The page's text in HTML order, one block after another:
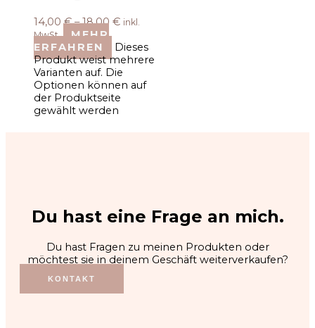
14,00€–18,00 € inkl.
MwSt.
MEHR
ERFAHREN
Dieses
Produkt weist mehrere
Varianten auf. Die
Optionen können auf
der Produktseite
gewählt werden
Du hast eine Frage an mich.
Du hast Fragen zu meinen Produkten oder
möchtest sie in deinem Geschäft weiterverkaufen?
KONTAKT